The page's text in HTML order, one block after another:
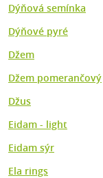
Dýňová semínka
Dýňové pyré
Džem
Džem pomerančový
Džus
Eidam - light
Eidam sýr
Ela rings